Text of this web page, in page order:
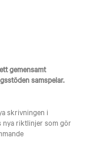
gemensamt
samspelar.
skrivningen i
nya riktlinjer som gör